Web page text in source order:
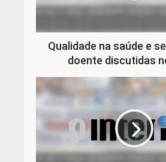
Qualidade na saúde e
doente discutidas